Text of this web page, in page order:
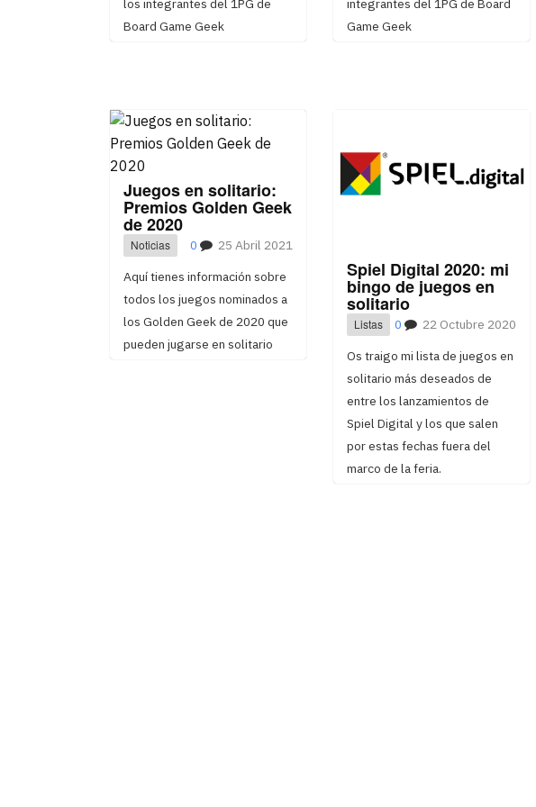
los integrantes del 1PG de
Board Game Geek
integrantes del 1PG de Board
Game Geek
Juegos en solitario:
Premios Golden Geek
de 2020
Noticias 25 Abril 2021
0
Aquí tienes información sobre
todos los juegos nominados a
los Golden Geek de 2020 que
pueden jugarse en solitario
Spiel Digital 2020: mi
bingo de juegos en
solitario
Listas 22 Octubre 2020
0
Os traigo mi lista de juegos en
solitario más deseados de
entre los lanzamientos de
Spiel Digital y los que salen
por estas fechas fuera del
marco de la feria.